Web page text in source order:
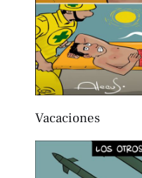
Vacaciones